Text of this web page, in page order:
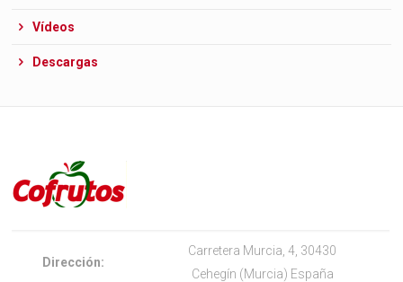
Vídeos
Descargas
Dirección:
Carretera Murcia, 4, 30430
Cehegín (Murcia) España